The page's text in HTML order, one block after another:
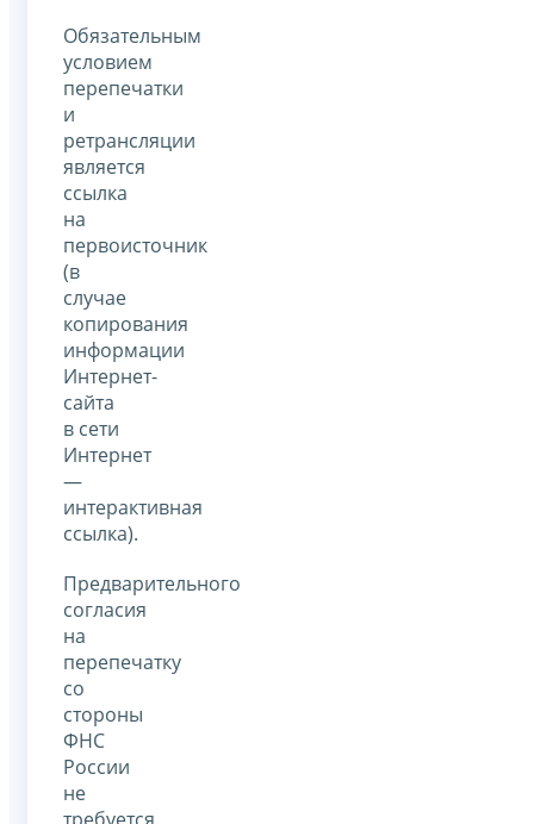
Обязательным
условием
перепечатки
и
ретрансляции
является
ссылка
на
первоисточник
(в
случае
копирования
информации
Интернет-
сайта
в сети
Интернет
—
интерактивная
ссылка).
Предварительного
согласия
на
перепечатку
со
стороны
ФНС
России
не
требуется.